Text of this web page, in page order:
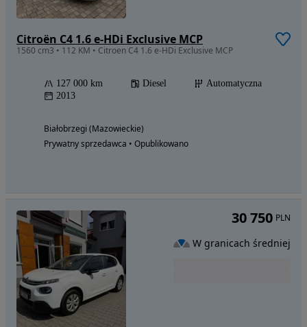
Citroën C4 1.6 e-HDi Exclusive MCP
1560 cm3 • 112 KM • Citroen C4 1.6 e-HDi Exclusive MCP
127 000 km Diesel
Automatyczna
2013
Białobrzegi (Mazowieckie)
Prywatny sprzedawca • Opublikowano
30 750 PLN
W granicach średniej